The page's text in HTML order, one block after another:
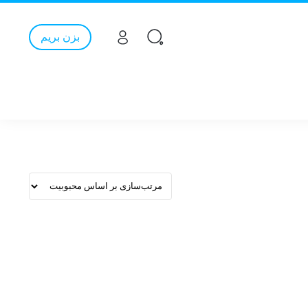
بزن بریم